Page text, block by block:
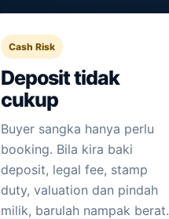
Cash Risk
Deposit tidak
cukup
Buyer sangka hanya perlu
booking. Bila kira baki
deposit, legal fee, stamp
duty, valuation dan pindah
milik, barulah nampak berat.